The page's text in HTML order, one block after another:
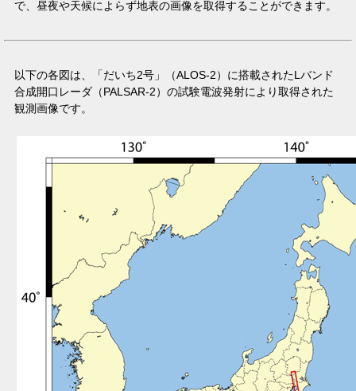
で、昼夜や天候によらず地表の画像を取得することができます。
以下の各図は、「だいち2号」（ALOS-2）に搭載されたLバンド
合成開口レーダ（PALSAR-2）の試験電波発射により取得された
観測画像です。